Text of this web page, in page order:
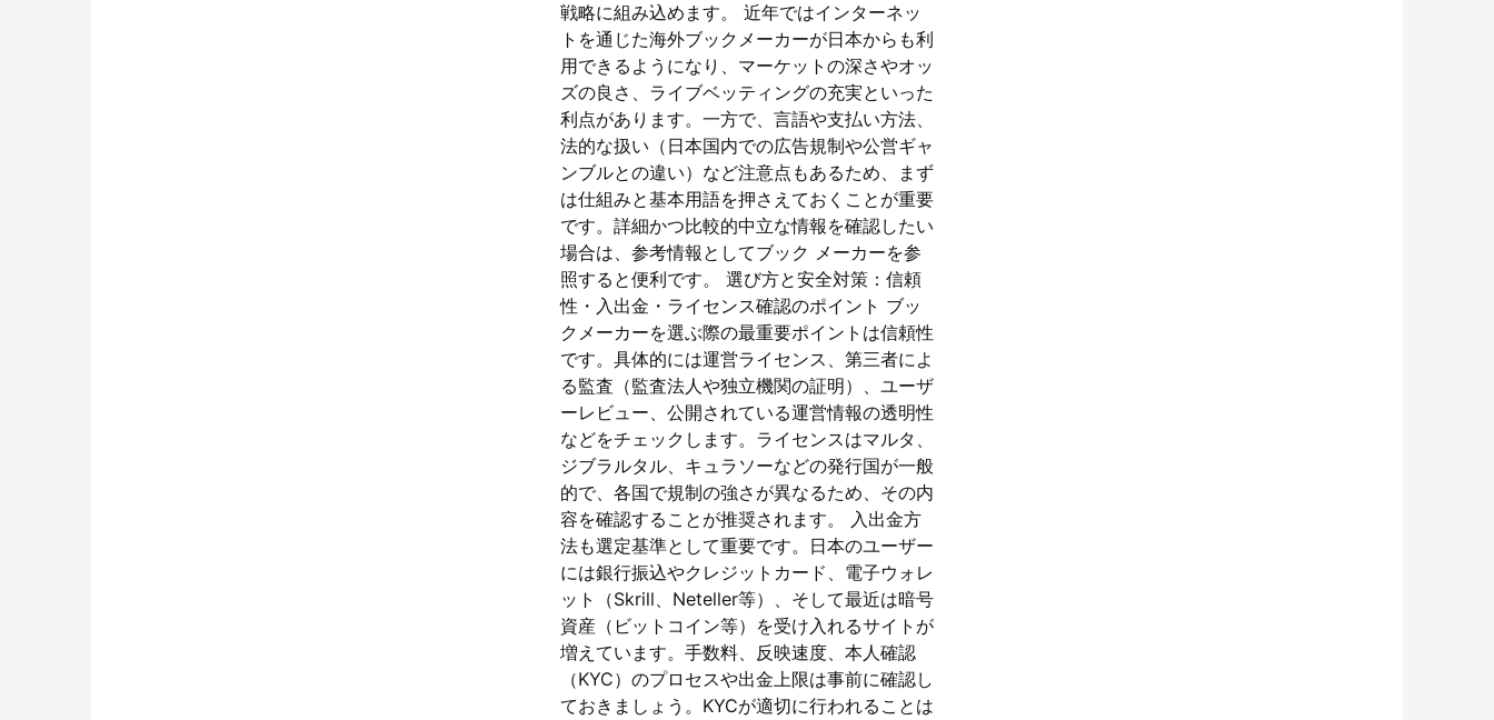
戦略に組み込めます。 近年ではインターネッ
トを通じた海外ブックメーカーが日本からも利
用できるようになり、マーケットの深さやオッ
ズの良さ、ライブベッティングの充実といった
利点があります。一方で、言語や支払い方法、
法的な扱い（日本国内での広告規制や公営ギャ
ンブルとの違い）など注意点もあるため、まず
は仕組みと基本用語を押さえておくことが重要
です。詳細かつ比較的中立な情報を確認したい
場合は、参考情報としてブック メーカーを参
照すると便利です。 選び方と安全対策：信頼
性・入出金・ライセンス確認のポイント ブッ
クメーカーを選ぶ際の最重要ポイントは信頼性
です。具体的には運営ライセンス、第三者によ
る監査（監査法人や独立機関の証明）、ユーザ
ーレビュー、公開されている運営情報の透明性
などをチェックします。ライセンスはマルタ、
ジブラルタル、キュラソーなどの発行国が一般
的で、各国で規制の強さが異なるため、その内
容を確認することが推奨されます。 入出金方
法も選定基準として重要です。日本のユーザー
には銀行振込やクレジットカード、電子ウォレ
ット（Skrill、Neteller等）、そして最近は暗号
資産（ビットコイン等）を受け入れるサイトが
増えています。手数料、反映速度、本人確認
（KYC）のプロセスや出金上限は事前に確認し
ておきましょう。KYCが適切に行われることは